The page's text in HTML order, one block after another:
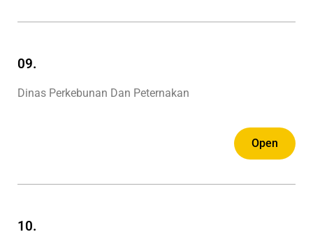
09.
Dinas Perkebunan Dan Peternakan
Open
10.